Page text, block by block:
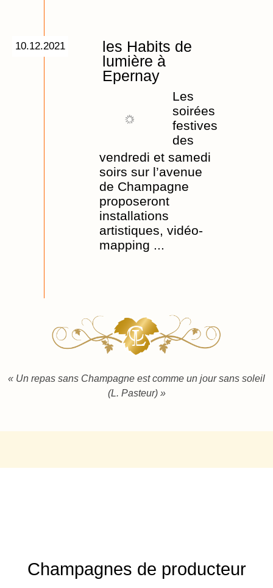
10.12.2021
les Habits de
lumière à
Epernay
Les
soirées
festives
des
vendredi et samedi
soirs sur l’avenue
de Champagne
proposeront
installations
artistiques, vidéo-
mapping ...
« Un repas sans Champagne est comme un jour sans soleil
(L. Pasteur) »
Champagnes de producteur